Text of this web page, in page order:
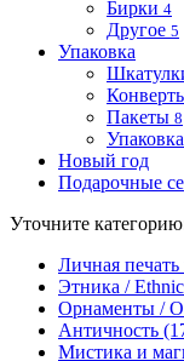
Бирки 4
Другое 5
Упаковка
Пакеты 8
Новый год
Подарочные
Уточните
Личная печать
Этника /
Орнаменты /
Античность
Мистика и